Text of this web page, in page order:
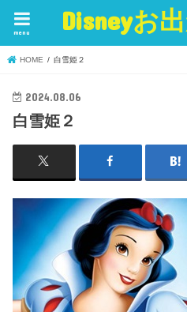
Disneyお
menu
HOME 白雪姫２
2024.08.06
白雪姫２